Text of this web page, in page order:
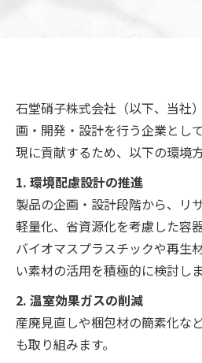
石堂硝子株式会社（以下、当社
画・開発・設計を行う企業とし
現に貢献するため、以下の環境
1. 環境配慮設計の推進
製品の企画・設計段階から、リ
軽量化、省資源化を考慮した容
バイオマスプラスチックや再生
い素材の活用を積極的に検討しま
2. 温室効果ガスの削減
産廃見直しや梱包材の簡素化な
も取り組みます。